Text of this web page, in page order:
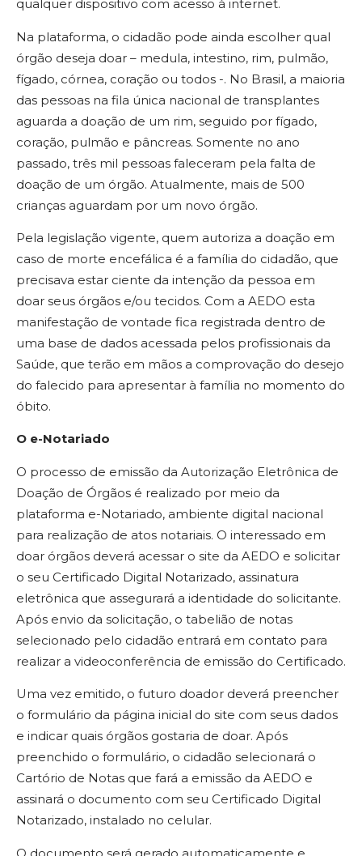
qualquer dispositivo com acesso à internet.
Na plataforma, o cidadão pode ainda escolher qual
órgão deseja doar – medula, intestino, rim, pulmão,
fígado, córnea, coração ou todos -. No Brasil, a maioria
das pessoas na fila única nacional de transplantes
aguarda a doação de um rim, seguido por fígado,
coração, pulmão e pâncreas. Somente no ano
passado, três mil pessoas faleceram pela falta de
doação de um órgão. Atualmente, mais de 500
crianças aguardam por um novo órgão.
Pela legislação vigente, quem autoriza a doação em
caso de morte encefálica é a família do cidadão, que
precisava estar ciente da intenção da pessoa em
doar seus órgãos e/ou tecidos. Com a AEDO esta
manifestação de vontade fica registrada dentro de
uma base de dados acessada pelos profissionais da
Saúde, que terão em mãos a comprovação do desejo
do falecido para apresentar à família no momento do
óbito.
O e-Notariado
O processo de emissão da Autorização Eletrônica de
Doação de Órgãos é realizado por meio da
plataforma e-Notariado, ambiente digital nacional
para realização de atos notariais. O interessado em
doar órgãos deverá acessar o site da AEDO e solicitar
o seu Certificado Digital Notarizado, assinatura
eletrônica que assegurará a identidade do solicitante.
Após envio da solicitação, o tabelião de notas
selecionado pelo cidadão entrará em contato para
realizar a videoconferência de emissão do Certificado.
Uma vez emitido, o futuro doador deverá preencher
o formulário da página inicial do site com seus dados
e indicar quais órgãos gostaria de doar. Após
preenchido o formulário, o cidadão selecionará o
Cartório de Notas que fará a emissão da AEDO e
assinará o documento com seu Certificado Digital
Notarizado, instalado no celular.
O documento será gerado automaticamente e